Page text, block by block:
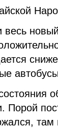
весь
Порой
там